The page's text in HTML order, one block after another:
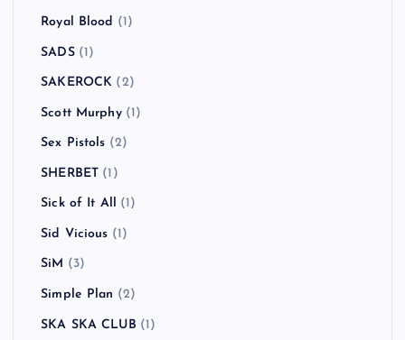
Royal Blood (1)
SADS(1)
SAKEROCK (2)
Scott Murphy(1)
Sex Pistols (2)
SHERBET (1)
Sick of It All (1)
Sid Vicious (1)
SiM (3)
Simple Plan (2)
SKA SKA CLUB (1)